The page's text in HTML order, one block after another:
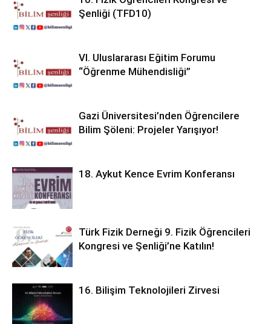
Şenliği (TFD10)
VI. Uluslararası Eğitim Forumu
“Öğrenme Mühendisliği”
Gazi Üniversitesi’nden Öğrencilere
Bilim Şöleni: Projeler Yarışıyor!
18. Aykut Kence Evrim Konferansı
Türk Fizik Derneği 9. Fizik Öğrencileri
Kongresi ve Şenliği’ne Katılın!
16. Bilişim Teknolojileri Zirvesi